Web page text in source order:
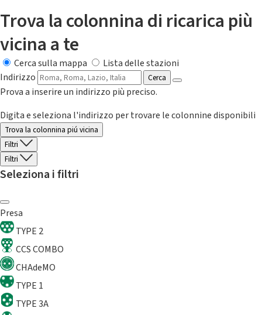
Trova la colonnina di ricarica più
vicina a te
Cerca sulla mappa
Lista delle stazioni
Indirizzo
Cerca
Prova a inserire un indirizzo più preciso.
Digita e seleziona l'indirizzo per trovare le colonnine disponibili
Trova la colonnina piú vicina
Filtri
Filtri
Seleziona i filtri
Presa
TYPE 2
CCS COMBO
CHAdeMO
TYPE 1
TYPE 3A